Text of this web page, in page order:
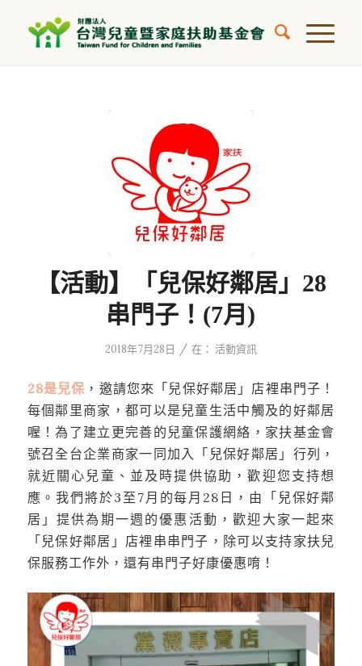
【活動】「兒保好鄰居」28
串門子！(7月)
2018年7月28日 / 在： 活動資訊
28是兒保 ，邀請您來「兒保好鄰居」店裡串門子！
每個鄰里商家，都可以是兒童生活中觸及的好鄰居
喔！為了建立更完善的兒童保護網絡，家扶基金會
號召全台企業商家一同加入「兒保好鄰居」行列，
就近關心兒童、並及時提供協助，歡迎您支持想
應。我們將於3至7月的每月28日，由「兒保好鄰
居」提供為期一週的優惠活動，歡迎大家一起來
「兒保好鄰居」店裡串串門子，除可以支持家扶兒
保服務工作外，還有串門子好康優惠唷！